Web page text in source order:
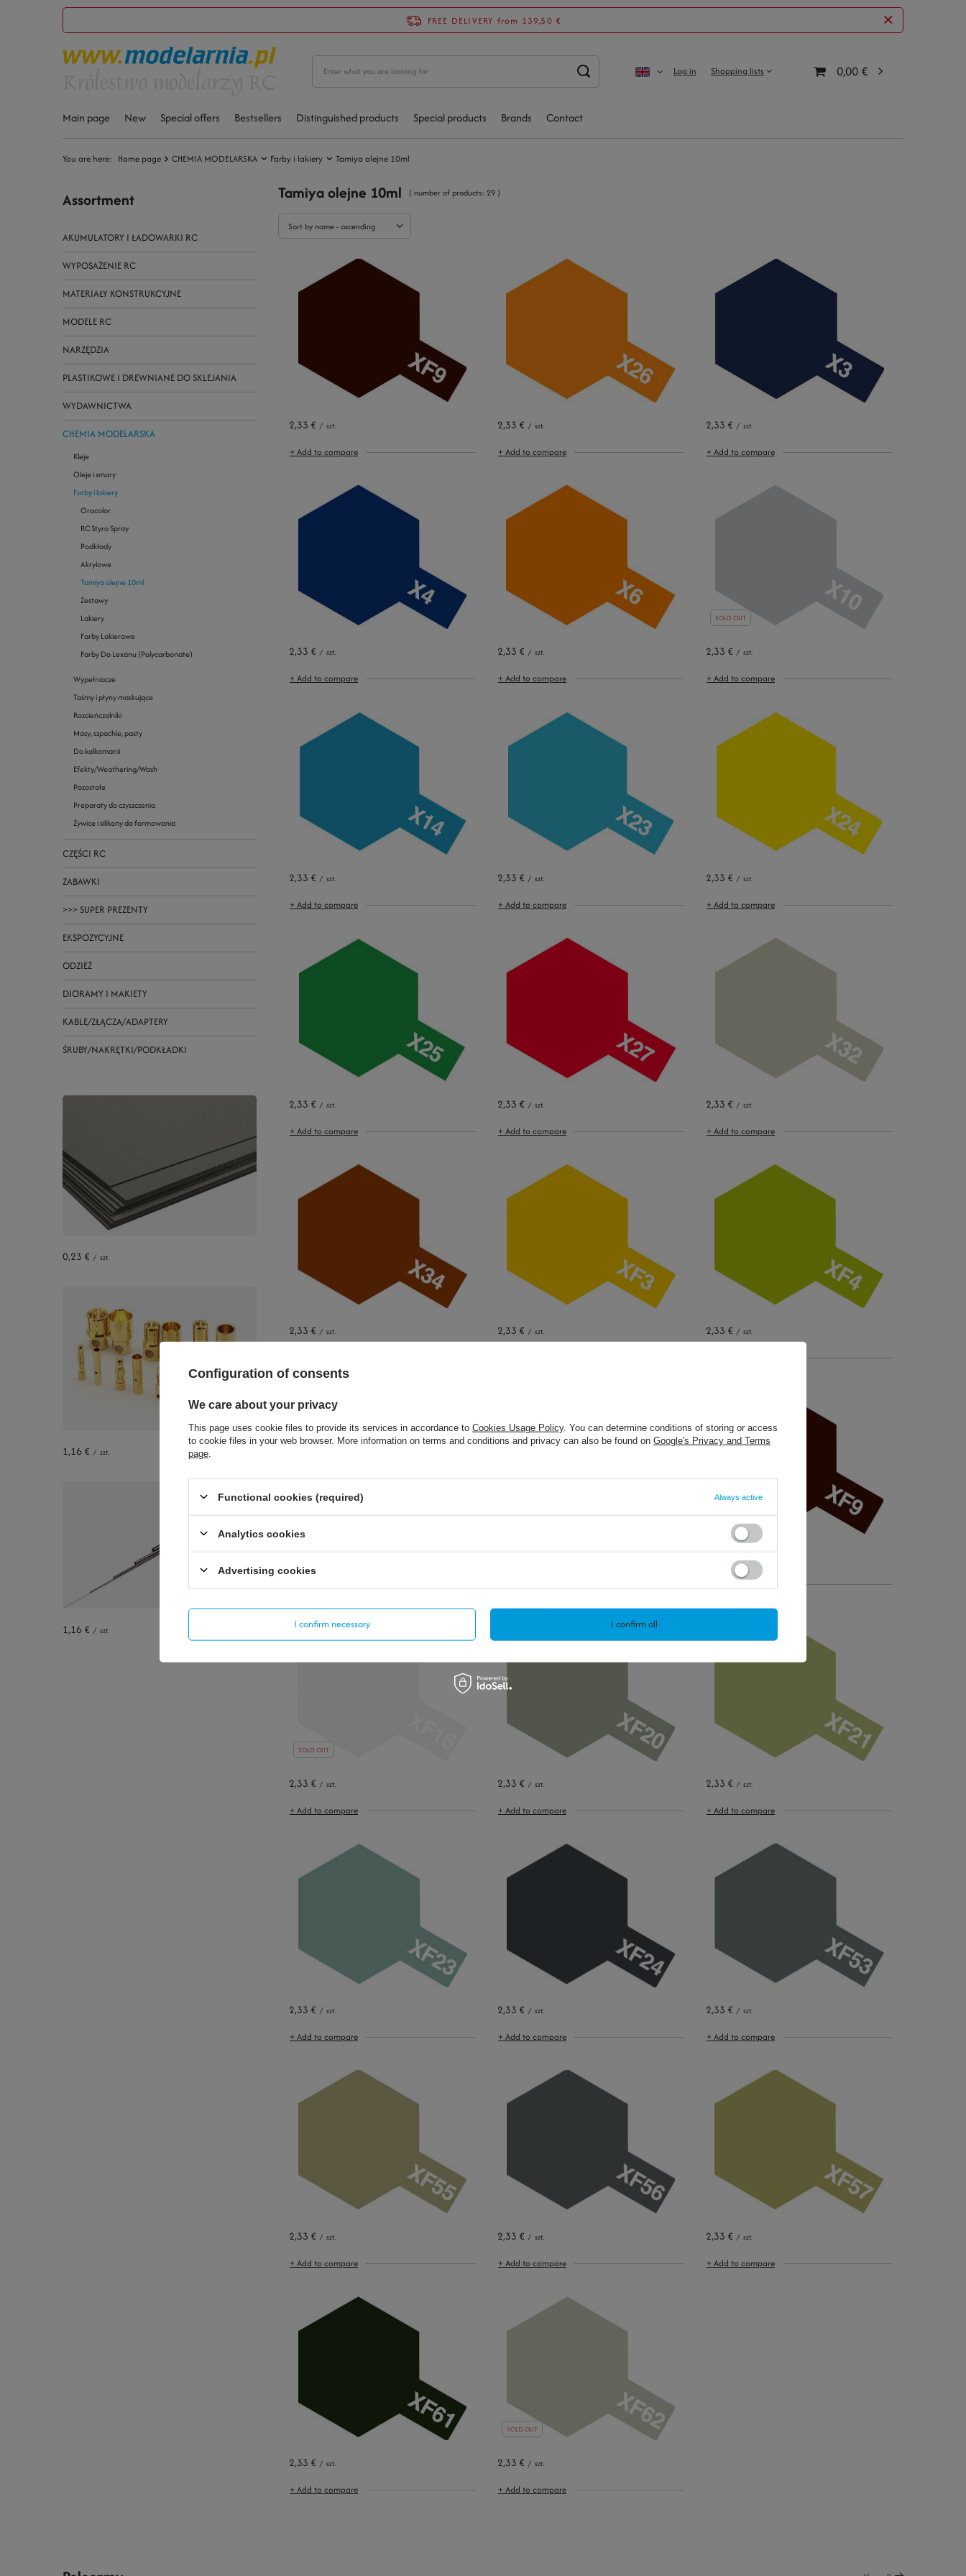
FREE DELIVERY from 139,50 €
Log in Shopping lists 0,00 €
Main page New Special offers Bestsellers Distinguished products Special products Brands Contact
You are here: Home page CHEMIA MODELARSKA Farby i lakiery Tamiya olejne 10ml
Assortment
AKUMULATORY I ŁADOWARKI RC
WYPOSAŻENIE RC
MATERIAŁY KONSTRUKCYJNE
MODELE RC
NARZĘDZIA
PLASTIKOWE I DREWNIANE DO SKLEJANIA
WYDAWNICTWA
CHEMIA MODELARSKA
Kleje
Oleje i smary
Farby i lakiery
Oracolor
RC Styro Spray
Podkłady
Akrylowe
Tamiya olejne 10ml
Zestawy
Lakiery
Farby Lakierowe
Farby Do Lexanu (Polycarbonate)
Wypełniacze
Taśmy i płyny maskujące
Rozcieńczalniki
Masy, szpachle, pasty
Do kalkomanii
Efekty/Weathering/Wash
Pozostałe
Preparaty do czyszczenia
Żywice i silikony do formowania
CZĘŚCI RC
ZABAWKI
>>> SUPER PREZENTY
EKSPOZYCYJNE
ODZIEŻ
DIORAMY I MAKIETY
KABLE/ZŁĄCZA/ADAPTERY
ŚRUBY/NAKRĘTKI/PODKŁADKI
0,23 € / szt.
1,16 € / szt.
1,16 € / szt.
Tamiya olejne 10ml ( number of products: 29 )
Sort by name - ascending
2,33 € / szt.
+ Add to compare
2,33 € / szt.
+ Add to compare
2,33 € / szt.
+ Add to compare
2,33 € / szt.
+ Add to compare
2,33 € / szt.
+ Add to compare
SOLD OUT
2,33 € / szt.
+ Add to compare
2,33 € / szt.
+ Add to compare
2,33 € / szt.
+ Add to compare
2,33 € / szt.
+ Add to compare
2,33 € / szt.
+ Add to compare
2,33 € / szt.
+ Add to compare
2,33 € / szt.
+ Add to compare
2,33 € / szt. 2,33 € / szt. 2,33 € / szt.
/ szt.
+ Add to compare
SOLD OUT
2,33 € / szt.
+ Add to compare
2,33 € / szt.
+ Add to compare
2,33 € / szt.
+ Add to compare
2,33 € / szt.
+ Add to compare
2,33 € / szt.
+ Add to compare
2,33 € / szt.
+ Add to compare
2,33 € / szt.
+ Add to compare
2,33 € / szt.
+ Add to compare
2,33 € / szt.
+ Add to compare
2,33 € / szt.
+ Add to compare
SOLD OUT
2,33 € / szt.
+ Add to compare
Configuration of consents
We care about your privacy
This page uses cookie files to provide its services in accordance to Cookies Usage Policy. You can determine conditions of storing or access
to cookie files in your web browser. More information on terms and conditions and privacy can also be found on Google's Privacy and Terms
page
Functional cookies (required) Always active
Analytics cookies
Advertising cookies
I confirm necessary I confirm all